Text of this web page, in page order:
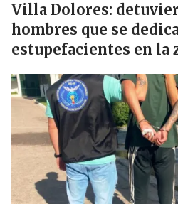
Villa Dolores:
hombres que se
estupefacientes en la